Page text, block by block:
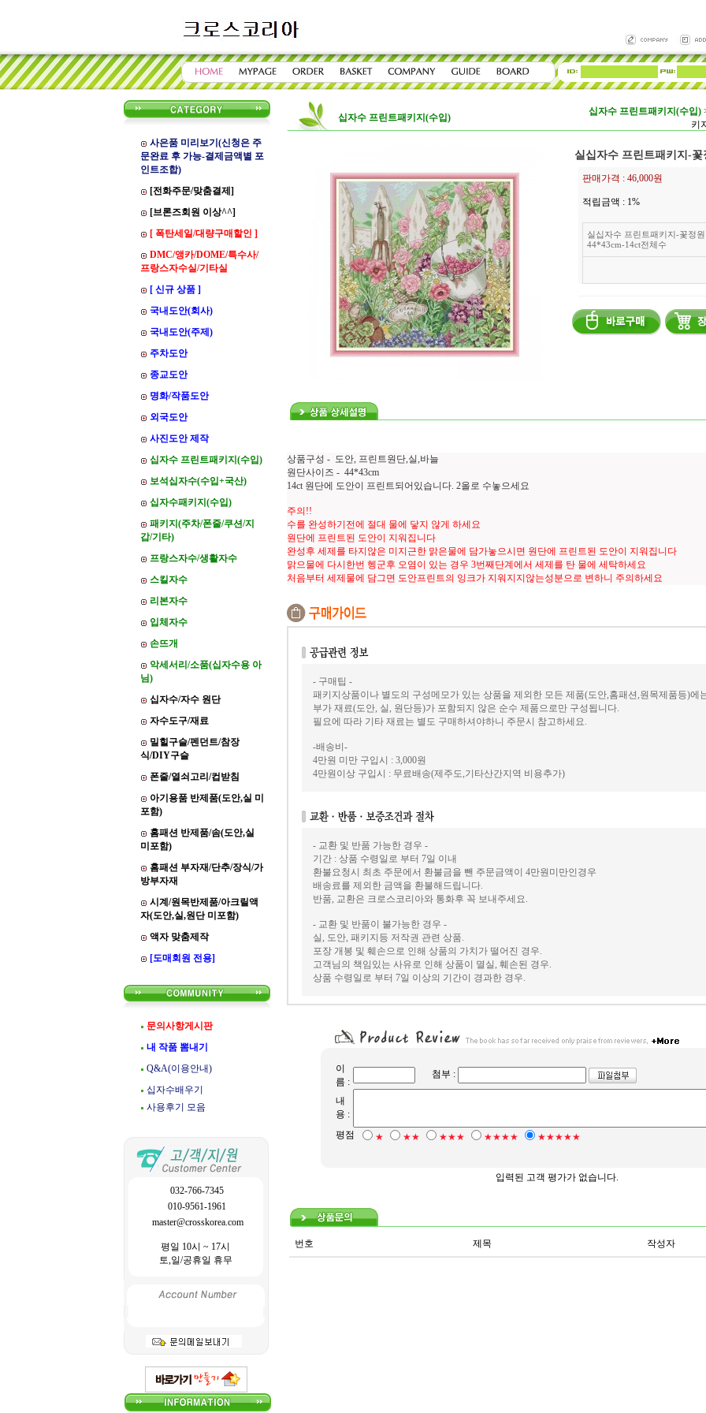
사은품 미리보기(신청은 주
문완료 후 가능-결제금액별 포
인트조합)
[전화주문/맞춤결제]
[브론즈회원 이상^^]
[ 폭탄세일/대량구매할인 ]
DMC/앵카/DOME/특수사/
프랑스자수실/기타실
[ 신규 상품 ]
국내도안(회사)
국내도안(주제)
주차도안
종교도안
명화/작품도안
외국도안
사진도안 제작
십자수 프린트패키지(수입)
보석십자수(수입+국산)
십자수패키지(수입)
패키지(주차/폰줄/쿠션/지
갑/기타)
프랑스자수/생활자수
스킬자수
리본자수
입체자수
손뜨개
악세서리/소품(십자수용 아
님)
십자수/자수 원단
자수도구/재료
밀힐구슬/펜던트/참장
식/DIY구슬
폰줄/열쇠고리/컵받침
아기용품 반제품(도안,실 미
포함)
홈패션 반제품/솜(도안,실
미포함)
홈패션 부자재/단추/장식/가
방부자재
시계/원목반제품/아크릴액
자(도안,실,원단 미포함)
액자 맞춤제작
[도매회원 전용]
문의사항게시판
내 작품 뽐내기
Q&A(이용안내)
십자수배우기
사용후기 모음
032-766-7345
010-9561-1961
master@crosskorea.com
평일 10시 ~ 17시
토,일/공휴일 휴무
십자수 프린트패키지(수입)
십자수 프린트패키지(수입)
키
실십자수 프린트패키지-
판매가격 : 46,000원
적립금액 : 1%
실십자수 프린트패키지-꽃정원
44*43cm-14ct전체수
상품구성 - 도안, 프린트원단,실,바늘
원단사이즈 - 44*43cm
14ct 원단에 도안이 프린트되어있습니다. 2올로 수놓으세요
주의!!
수를 완성하기전에 절대 물에 닿지 않게 하세요
원단에 프린트된 도안이 지워집니다
완성후 세제를 타지않은 미지근한 맑은물에 담가놓으시면 원단에 프린트된 도안이 지워집니다
맑으물에 다시한번 헹군후 오염이 있는 경우 3번째단계에서 세제를 탄 물에 세탁하세요
처음부터 세제물에 담그면 도안프린트의 잉크가 지워지지않는성분으로 변하니 주의하세요
- 구매팁 -
패키지상품이나 별도의 구성메모가 있는 상품을 제외한 모든 제품(도안,홈패션,원목제품등)에
부가 재료(도안, 실, 원단등)가 포함되지 않은 순수 제품으로만 구성됩니다.
필요에 따라 기타 재료는 별도 구매하셔야하니 주문시 참고하세요.
-배송비-
4만원 미만 구입시 : 3,000원
4만원이상 구입시 : 무료배송(제주도,기타산간지역 비용추가)
- 교환 및 반품 가능한 경우 -
기간 : 상품 수령일로 부터 7일 이내
환불요청시 최초 주문에서 환불금을 뺀 주문금액이 4만원미만인경우
배송료를 제외한 금액을 환불해드립니다.
반품, 교환은 크로스코리아와 통화후 꼭 보내주세요.
- 교환 및 반품이 불가능한 경우 -
실, 도안, 패키지등 저작권 관련 상품.
포장 개봉 및 훼손으로 인해 상품의 가치가 떨어진 경우.
고객님의 책임있는 사유로 인해 상품이 멸실, 훼손된 경우.
상품 수령일로 부터 7일 이상의 기간이 경과한 경우.
이
름 :
첨부 :
내
용 :
평점
★ ★★ ★★★ ★★★★ ★★★★★
입력된 고객 평가가 없습니다.
번호 제목 작성자